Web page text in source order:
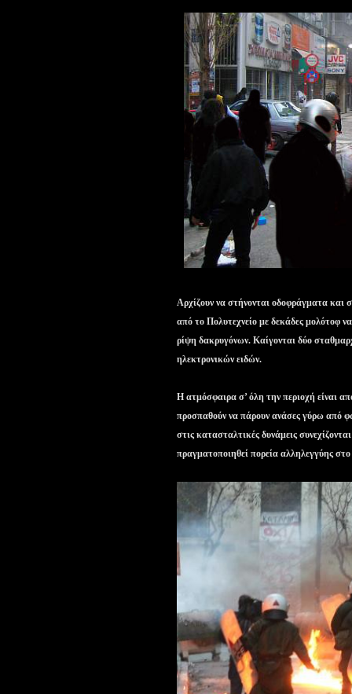
Αρχίζουν να στήνονται οδοφράγματα και
από το Πολυτεχνείο με δεκάδες μολότοφ
ρίψη δακρυγόνων. Καίγονται δύο
ηλεκτρονικών ειδών.
Η ατμόσφαιρα σ’ όλη την περιοχή είναι
προσπαθούν να πάρουν ανάσες γύρω από
στις κατασταλτικές δυνάμεις
πραγματοποιηθεί πορεία αλληλεγγύης